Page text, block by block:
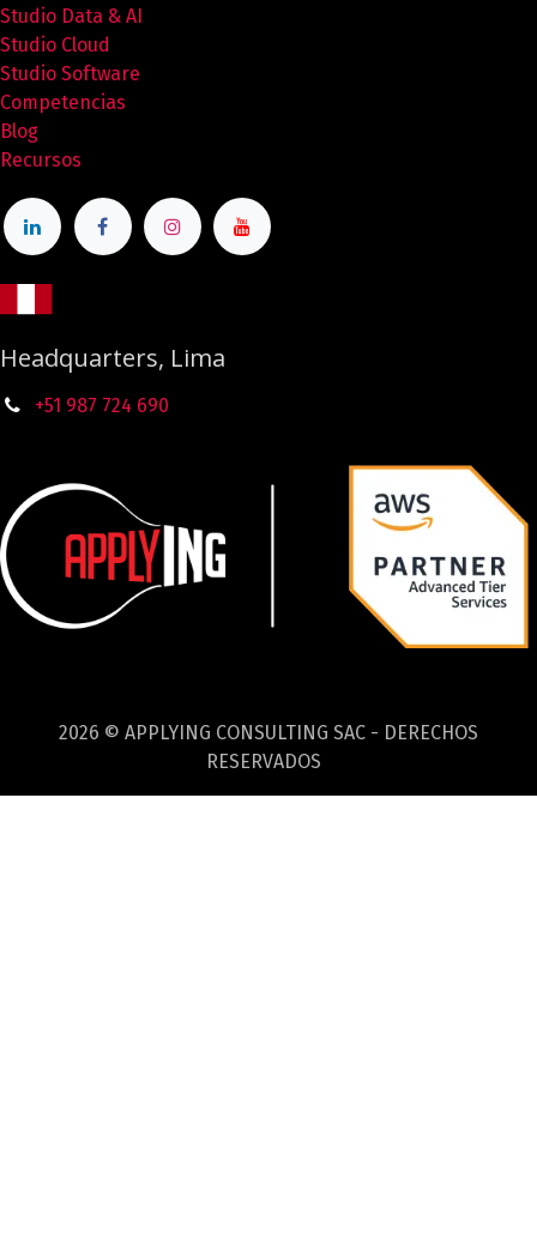
Studio Data & AI
Studio Cloud
Studio Software
Competencias
Blog
Recursos
Headquarters, Lima
+51 987 724 690
2026 © APPLYING CONSULTING SAC - DERECHOS
RESERVADOS